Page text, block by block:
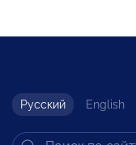
Русский English